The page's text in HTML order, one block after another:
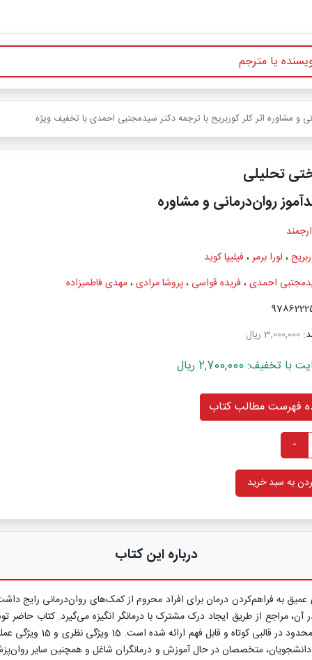
و مشاوره اثر کلر کوربریج با ترجمه دکتر سیدمجتبی احمدی با تخفیف ویژه
تحلیلی
روان‌درمانی و مشاوره
، لورا برمر، فیلیپا کوید
احمدی، فریده قواسی ،پروشا مرادی،مهدی فاطمیزاده
3,000,000 ریال
2,700,000 ریال
فهرست مطالب کتاب
-
به سبد خرید
درباره این کتاب
به فراهم‌کردن درمان برای افراد محروم از کمک‌های روان‌درمانی رایج
از طریق ایجاد درک مشترک با درمانگر انگیزه می‌گیرد. کتاب حاضر
نوشته و در آن رئوس کلیِ
متخصصان در حال آموزش و درمانگران شاغل و همچنین سایر